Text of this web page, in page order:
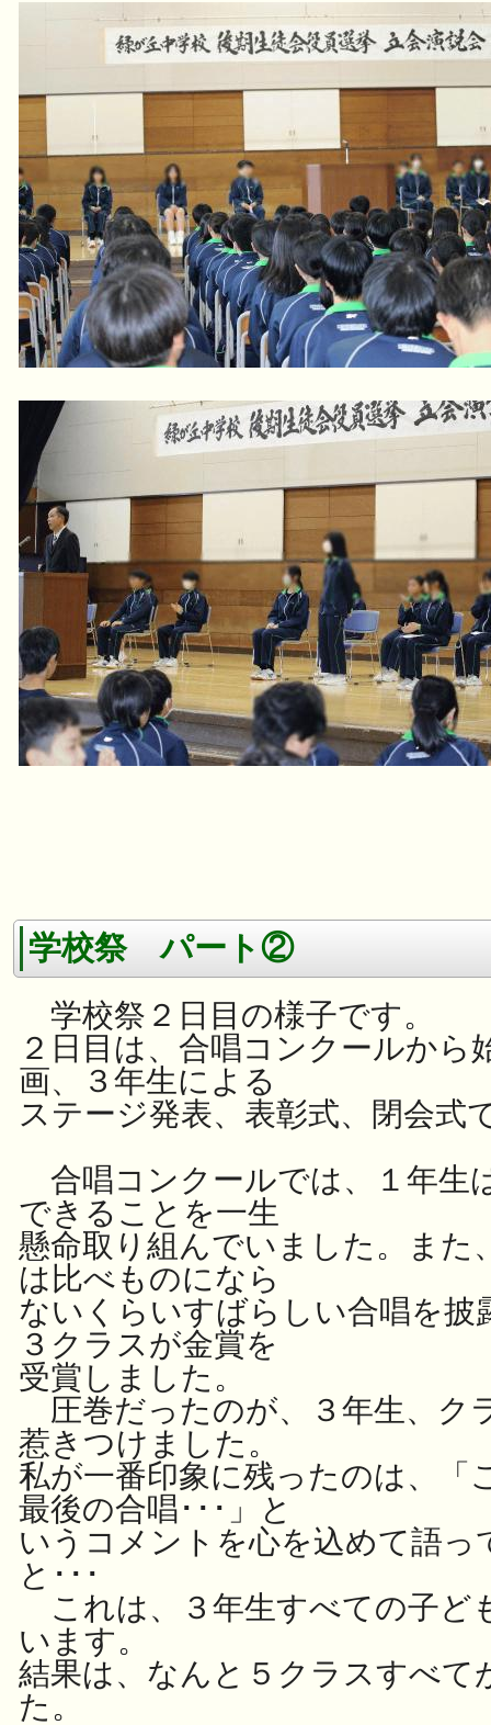
学校祭 パート②
学校祭２日目の様子です。
２日目は、合唱コンクールから
画、３年生による
ステージ発表、表彰式、閉会式
合唱コンクールでは、１年生
できることを一生
懸命取り組んでいました。また
は比べものになら
ないくらいすばらしい合唱を披
３クラスが金賞を
受賞しました。
圧巻だったのが、３年生、ク
惹きつけました。
私が一番印象に残ったのは、「
最後の合唱･･･」と
いうコメントを心を込めて語っ
と･･･
これは、３年生すべての子ど
います。
結果は、なんと５クラスすべて
た。